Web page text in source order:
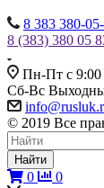
8 383 380-
8 (383) 380 05
Пн-Пт с 9:00
Сб-Вс
© 2019 Все
Найти
0 0